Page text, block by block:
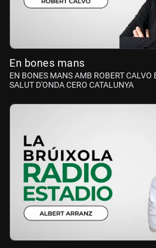
En bones mans
EN BONES MANS AMB ROBERT CALVO
SALUT D'ONDA CERO CATALUNYA